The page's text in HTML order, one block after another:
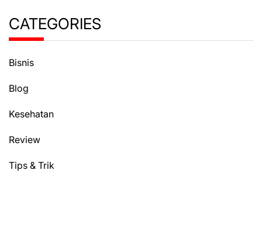
CATEGORIES
Bisnis
Blog
Kesehatan
Review
Tips & Trik